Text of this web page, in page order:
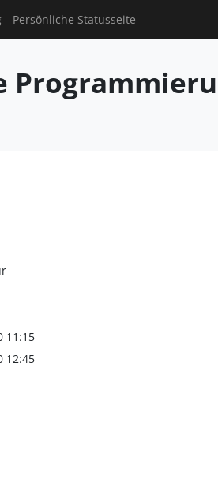
Persönliche Statusseite
11:15
12:45